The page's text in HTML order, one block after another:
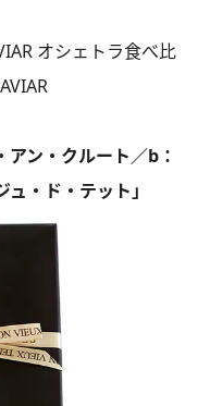
オシェトラ食べ比
ン・クルート／b：
・ド・テット」